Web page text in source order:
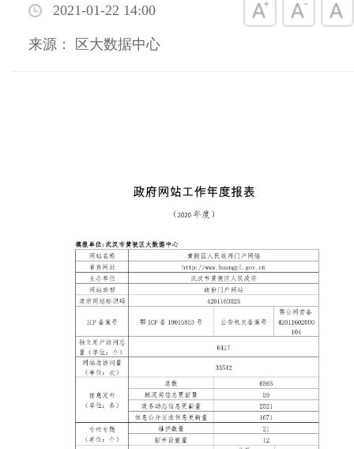
2021-01-22 14:00
来源： 区大数据中心